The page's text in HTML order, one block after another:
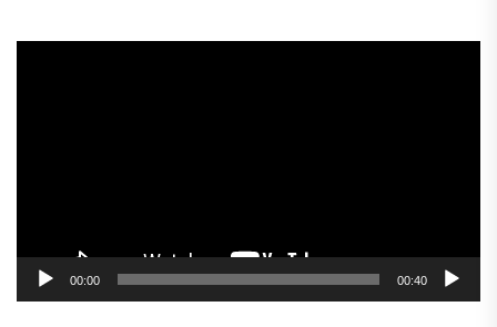
00:00 00:40